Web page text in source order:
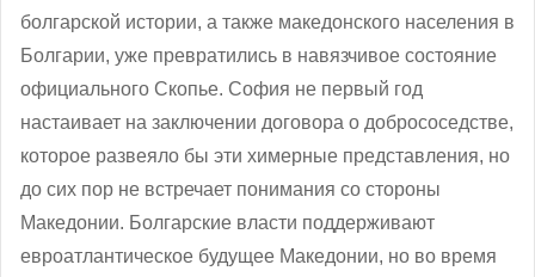
болгарской истории, а также македонского населения в
Болгарии, уже превратились в навязчивое состояние
официального Скопье. София не первый год
настаивает на заключении договора о добрососедстве,
которое развеяло бы эти химерные представления, но
до сих пор не встречает понимания со стороны
Македонии. Болгарские власти поддерживают
евроатлантическое будущее Македонии, но во время